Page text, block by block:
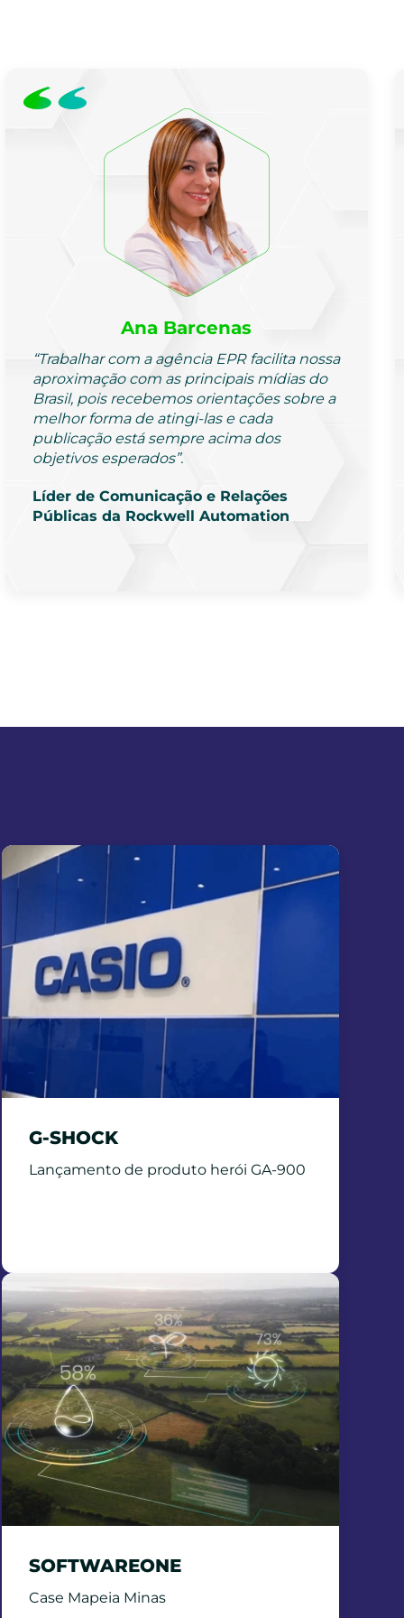
Ana Barcenas
“Trabalhar com a agência EPR facilita nossa
aproximação com as principais mídias do
Brasil, pois recebemos orientações sobre a
melhor forma de atingi-las e cada
publicação está sempre acima dos
objetivos esperados”.
Líder de Comunicação e Relações
Públicas da Rockwell Automation
G-SHOCK
Lançamento de produto herói GA-900
SOFTWAREONE
Case Mapeia Minas